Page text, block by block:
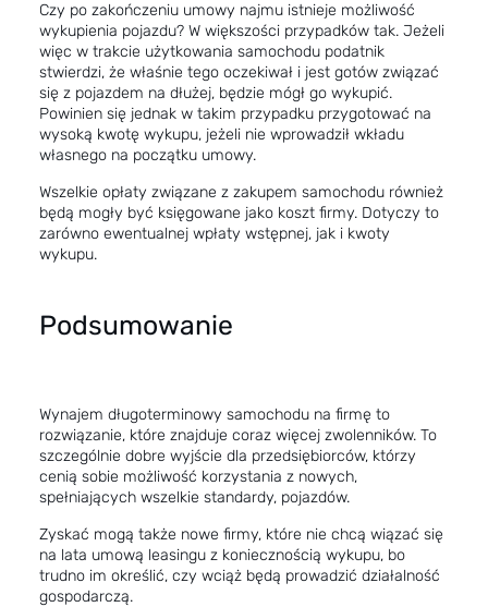
Czy po zakończeniu umowy najmu istnieje możliwość
wykupienia pojazdu? W większości przypadków tak. Jeżeli
więc w trakcie użytkowania samochodu podatnik
stwierdzi, że właśnie tego oczekiwał i jest gotów związać
się z pojazdem na dłużej, będzie mógł go wykupić.
Powinien się jednak w takim przypadku przygotować na
wysoką kwotę wykupu, jeżeli nie wprowadził wkładu
własnego na początku umowy.
Wszelkie opłaty związane z zakupem samochodu również
będą mogły być księgowane jako koszt firmy. Dotyczy to
zarówno ewentualnej wpłaty wstępnej, jak i kwoty
wykupu.
Podsumowanie
Wynajem długoterminowy samochodu na firmę to
rozwiązanie, które znajduje coraz więcej zwolenników. To
szczególnie dobre wyjście dla przedsiębiorców, którzy
cenią sobie możliwość korzystania z nowych,
spełniających wszelkie standardy, pojazdów.
Zyskać mogą także nowe firmy, które nie chcą wiązać się
na lata umową leasingu z koniecznością wykupu, bo
trudno im określić, czy wciąż będą prowadzić działalność
gospodarczą.